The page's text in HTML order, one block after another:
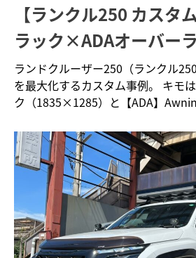
【ランクル250 カスタ
ラック×ADAオーバー
ドオーニングで“家族
強”を実現
ランドクルーザー250（ランクル
を最大化するカスタム事例。 キモ
ク（1835×1285）と【ADA】